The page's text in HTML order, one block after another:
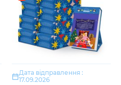
Дата відправлення :
17.09.2026